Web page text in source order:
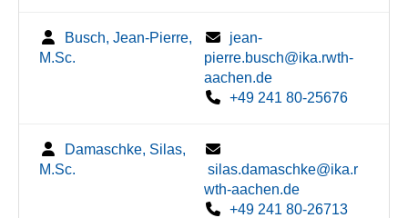
Busch, Jean-Pierre,
M.Sc.
jean-
pierre.busch@ika.rwth-
aachen.de
+49 241 80-25676
Damaschke, Silas,
M.Sc.
silas.damaschke@ika.r
wth-aachen.de
+49 241 80-26713